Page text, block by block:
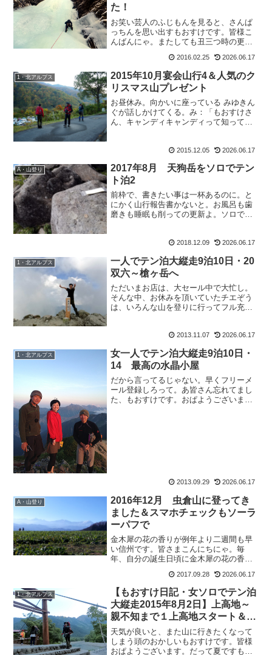
た！
お笑い芸人のふじもんを見ると、さんぱ
っちんを思い出すもおすけです。皆様こ
んばんにゃ。またしても丑三つ時の更
日目の山行報告です。2016年末年始山行
6・新春アイスクライミング2016年1月3
日 快晴今日も更...
2016.02.25 2026.06.17
1・北アルプス
2015年10月宴会山行4＆人気のク
リスマス山プレゼント
お昼休み。向かいに座っている みゆきん
ぐが話しかけてくる。み：「もおすけさ
ん、キャンディキャンディって知ってま
好きだったのにしおらし気にしてたスザ
2015.12.05 2026.06.17
A・山登り
2017年8月 天狗岳をソロでテン
ト泊2
前枠で、書きたい事は一杯あるのに。と
にかく山行報告書かないと。お風呂も歯
磨きも睡眠も削っての更新よ。ソロで気
月9日 快晴麦草峠からてくてく歩く。八
2018.12.09 2026.06.17
1・北アルプス
一人でテン泊大縦走9泊10日・20
双六～槍ヶ岳へ
ただいまお店は、大セール中で大忙し。
そんな中、お休みを頂いていたチエぞう
は、いろんな山を登りに行ってフル充
ー、すごい鉄分の温泉があってよかった
2013.11.07 2026.06.17
1・北アルプス
女一人でテン泊大縦走9泊10日・
14 最高の水晶小屋
だから言ってるじゃない。早くフリーメ
ール登録しろって。あ皆さん忘れてまし
た、もおすけです。おぱようございま
2013.09.29 2026.06.17
A・山登り
2016年12月 虫倉山に登ってき
ました＆スマホチェックもソーラ
ーパフで
金木犀の花の香りが例年より二週間も早
い信州です。皆さまこんにちにゃ。毎
年、自分の誕生日頃に金木犀の花の香り
かり秋ですよ。・・・・・急いで更新せ
ねば。って事で、書いていきます。前回
に引き続き、さっちゃん＆ユ...
2017.09.28 2026.06.17
1・北アルプス
【もおすけ日記・女ソロでテン泊
大縦走2015年8月2日】上高地～
親不知まで１上高地スタート＆今
回の忘れ物
天気が良いと、また山に行きたくなって
しまう頭のおかしいもおすけです。皆様
おぱようございます。だって夏ですも